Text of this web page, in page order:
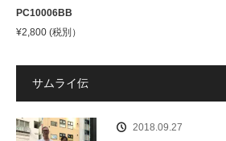
PC10006BB
¥2,800 (税別）
サムライ伝
2018.09.27